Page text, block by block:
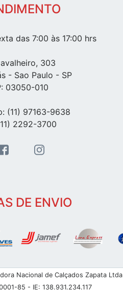
das 7:00 às 17:00 hrs
303
- Sao Paulo - SP
03050-010
(11) 97163-9638
2292-3700
DE ENVIO
Nacional de Calçados Zapata Ltda
85 - IE: 138.931.234.117